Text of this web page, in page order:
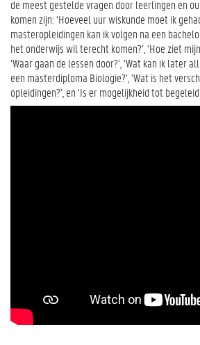
de meest gestelde vragen door leerlingen en
komen zijn: ‘Hoeveel uur wiskunde moet ik
masteropleidingen kan ik volgen na een
het onderwijs wil terecht komen?’, ‘Hoe ziet
‘Waar gaan de lessen door?’, ‘Wat kan ik later
een masterdiploma Biologie?’, ‘Wat is het
opleidingen?’, en ‘Is er mogelijkheid tot